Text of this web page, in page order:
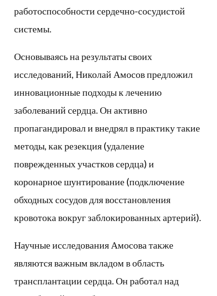
работоспособности сердечно-сосудистой
системы.
Основываясь на результаты своих
исследований, Николай Амосов предложил
инновационные подходы к лечению
заболеваний сердца. Он активно
пропагандировал и внедрял в практику такие
методы, как резекция (удаление
поврежденных участков сердца) и
коронарное шунтирование (подключение
обходных сосудов для восстановления
кровотока вокруг заблокированных артерий).
Научные исследования Амосова также
являются важным вкладом в область
трансплантации сердца. Он работал над